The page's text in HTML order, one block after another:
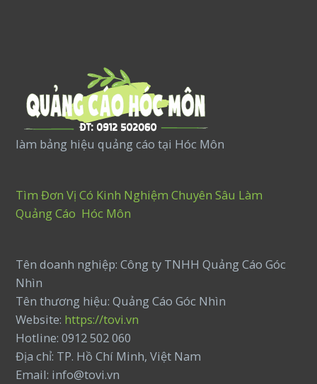
làm bảng hiệu quảng cáo tại Hóc Môn
Tìm Đơn Vị Có Kinh Nghiệm Chuyên Sâu Làm
Quảng Cáo Hóc Môn
Tên doanh nghiệp: Công ty TNHH Quảng Cáo Góc
Nhìn
Tên thương hiệu: Quảng Cáo Góc Nhìn
Website: https://tovi.vn
Hotline: 0912 502 060
Địa chỉ: TP. Hồ Chí Minh, Việt Nam
Email: info@tovi.vn